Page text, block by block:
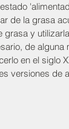
de la grasa
y
de
en el siglo
versiones de